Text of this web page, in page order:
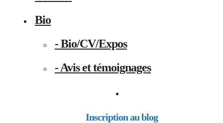
Bio
- Bio/CV/Expos
- Avis et témoignages
Inscription au blog